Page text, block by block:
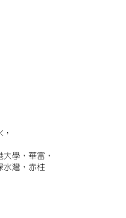
學，華富，
水灣，赤柱